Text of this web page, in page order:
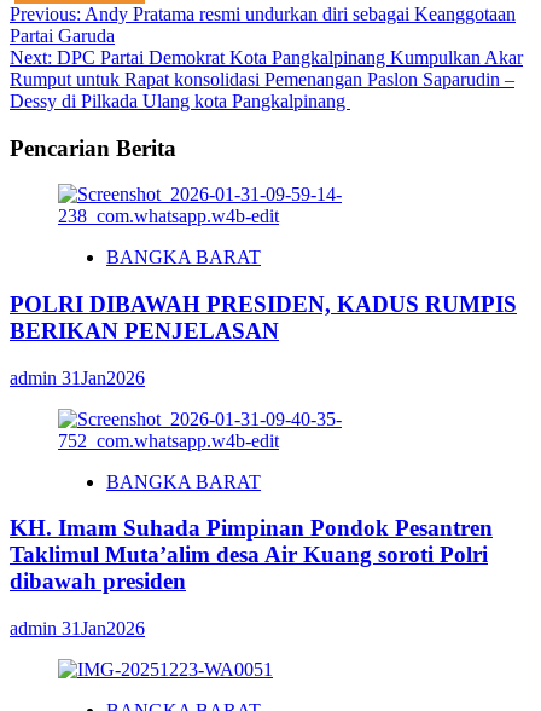
Post
navigation
Previous: Andy Pratama resmi undurkan diri sebagai Keanggotaan
Partai Garuda
Next: DPC Partai Demokrat Kota Pangkalpinang Kumpulkan Akar
Rumput untuk Rapat konsolidasi Pemenangan Paslon Saparudin –
Dessy di Pilkada Ulang kota Pangkalpinang
Pencarian Berita
BANGKA BARAT
POLRI DIBAWAH PRESIDEN, KADUS RUMPIS
BERIKAN PENJELASAN
admin 31Jan2026
BANGKA BARAT
KH. Imam Suhada Pimpinan Pondok Pesantren
Taklimul Muta’alim desa Air Kuang soroti Polri
dibawah presiden
admin 31Jan2026